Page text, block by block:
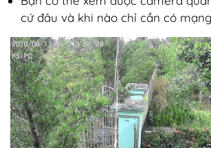
cứ đâu và khi nào chỉ cần có